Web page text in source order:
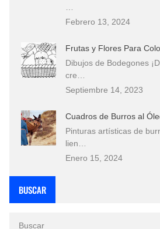
Febrero 13, 2024
Frutas y Flores Para
Dibujos de Bodegones
cre…
Septiembre 14, 2023
Cuadros de Burros al
Pinturas artísticas de
lien…
Enero 15, 2024
BUSCAR